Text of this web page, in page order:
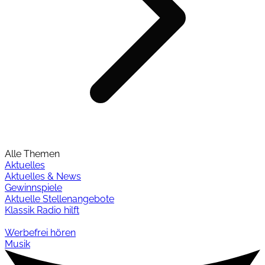
Alle Themen
Aktuelles
Aktuelles & News
Gewinnspiele
Aktuelle Stellenangebote
Klassik Radio hilft
Werbefrei hören
Musik